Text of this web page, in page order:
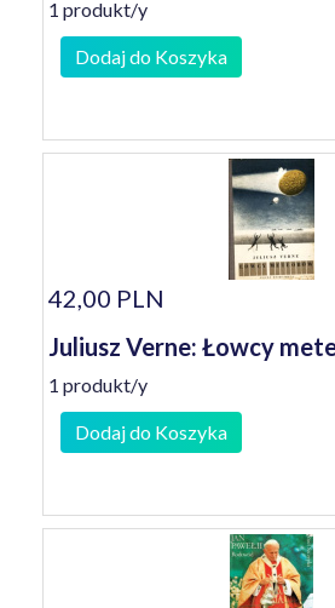
1 produkt/y
Dodaj do Koszyka
42,00 PLN
Juliusz Verne: Łowcy
1 produkt/y
Dodaj do Koszyka